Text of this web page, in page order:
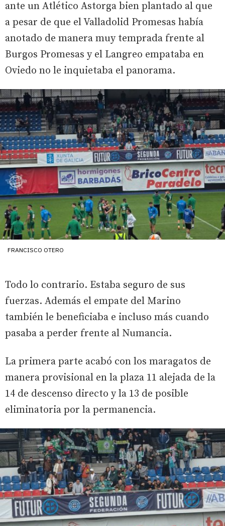
ante un Atlético Astorga bien plantado al que
a pesar de que el Valladolid Promesas había
anotado de manera muy temprada frente al
Burgos Promesas y el Langreo empataba en
Oviedo no le inquietaba el panorama.
FRANCISCO OTERO
Todo lo contrario. Estaba seguro de sus
fuerzas. Además el empate del Marino
también le beneficiaba e incluso más cuando
pasaba a perder frente al Numancia.
La primera parte acabó con los maragatos de
manera provisional en la plaza 11 alejada de la
14 de descenso directo y la 13 de posible
eliminatoria por la permanencia.